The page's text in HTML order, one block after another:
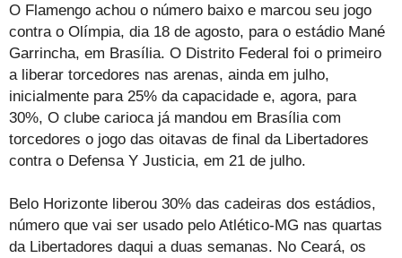
O Flamengo achou o número baixo e marcou seu jogo
contra o Olímpia, dia 18 de agosto, para o estádio Mané
Garrincha, em Brasília. O Distrito Federal foi o primeiro
a liberar torcedores nas arenas, ainda em julho,
inicialmente para 25% da capacidade e, agora, para
30%, O clube carioca já mandou em Brasília com
torcedores o jogo das oitavas de final da Libertadores
contra o Defensa Y Justicia, em 21 de julho.
Belo Horizonte liberou 30% das cadeiras dos estádios,
número que vai ser usado pelo Atlético-MG nas quartas
da Libertadores daqui a duas semanas. No Ceará, os